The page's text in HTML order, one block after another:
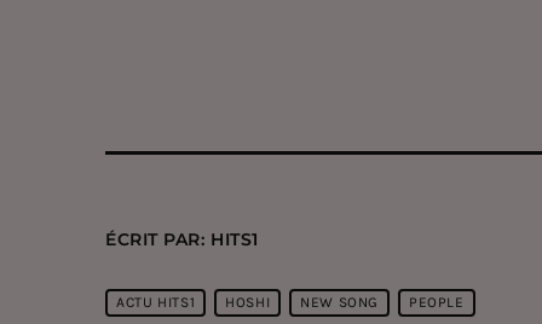
ÉCRIT PAR: HITS1
ACTU HITS1 HOSHI NEW SONG PEOPLE